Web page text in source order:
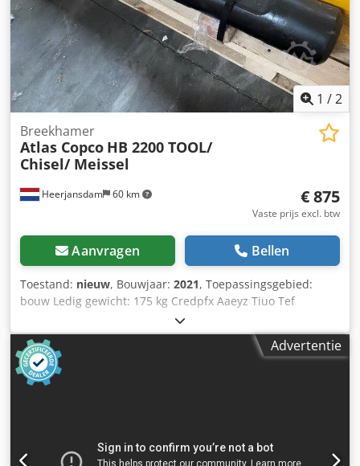
1 /2
Heerjansdam 60 km
Breekhamer
Atlas Copco HB 2200 TOOL/
Chisel/ Meissel
€ 875
Vaste prijs excl. btw
Aanvragen Bellen
Toestand: nieuw, Bouwjaar: 2021, Toepassingsgebied:
bouw Ledig gewicht: 175 kg Credpfx Aaeyz Tiuo Tef
Algemene staat: zeer goed Technische staat: zeer goed
Optische staat: zeer goed Neem contact op met dhr. Ö.
Inalkac voor meer informatie.
Advertentie